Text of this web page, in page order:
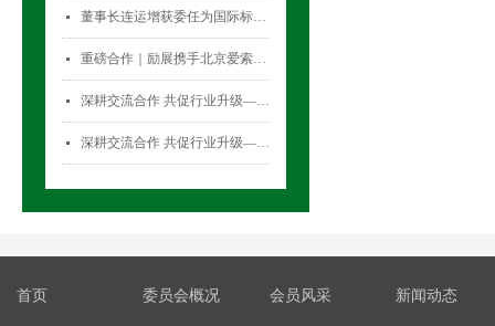
넷 董事长连运增获委任为国际标准化组织薄壁金属容器技术委员会(ISO/TC52)主席
넷 重磅合作｜励展携手北京爱索塞瑞斯展览有限公司 全新升级国际气雾剂与金属容器展览会！
넷 深耕交流合作 共促行业升级——气雾剂委员会开展专项访问活动
넷 深耕交流合作 共促行业升级——气雾剂委员会开展专项访问活动
首页 委员会概况 会员风采 新闻动态